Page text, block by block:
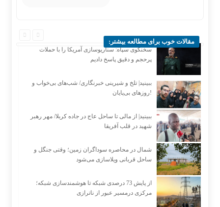
مقالات خوب برای مطالعه بیشتر:
سخنگوی سپاه: سناریوسازی آمریکا را با حملات
پرحجم‌‌ و دقیق‌ پاسخ دادیم
ببینید| تلخ و شیرینی خبرنگاری/‌ شب‌های بی‌خواب و
روزهای بی‌پایان!
ببینید| از مالی تا ساحل عاج در جاده کربلا/ مهر رهبر
شهید در قلب آفریقا
شمال در محاصره سوداگران زمین؛ وقتی جنگل و
ساحل قربانی ویلاسازی می‌شود
از پایش 73 درصدی شبکه تا هوشمندسازی شبکه؛
مرکزی درمسیر عبور از ناترازی